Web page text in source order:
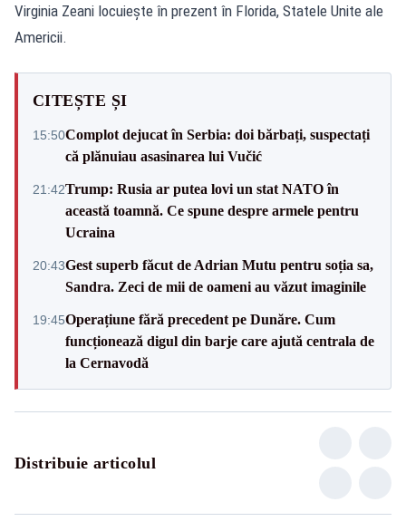
Virginia Zeani locuiește în prezent în Florida, Statele Unite ale
Americii.
CITEȘTE ȘI
15:50Complot dejucat în Serbia: doi bărbați, suspectați
că plănuiau asasinarea lui Vučić
21:42Trump: Rusia ar putea lovi un stat NATO în
această toamnă. Ce spune despre armele pentru
Ucraina
20:43Gest superb făcut de Adrian Mutu pentru soția sa,
Sandra. Zeci de mii de oameni au văzut imaginile
19:45Operațiune fără precedent pe Dunăre. Cum
funcționează digul din barje care ajută centrala de
la Cernavodă
Distribuie articolul